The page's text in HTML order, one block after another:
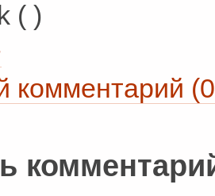
( )
комментарий